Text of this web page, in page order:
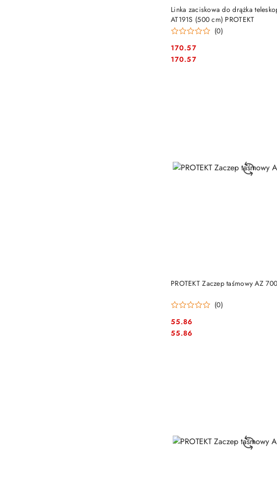
Linka zaciskowa do drążka
AT191S (500 cm) PROTEKT
(0)
Cena:
170.57
Cena:
170.57
DO KOSZYKA
PROTEKT Zaczep taśmowy AZ
(0)
Cena:
55.86
Cena:
55.86
DO KOSZYKA